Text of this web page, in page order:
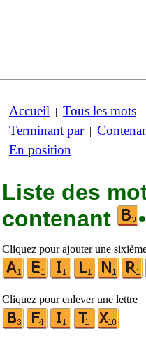
Accueil | Tous les mots |
Terminant par|
En position
Liste des
contenant
•
Cliquez pour ajouter une
Cliquez pour enlever une lettre